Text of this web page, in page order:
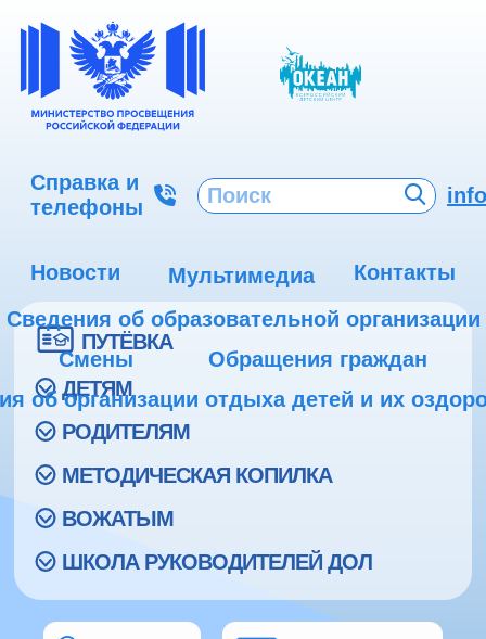
Справка и
телефоны
Новости Мультимедиа
Контакты
Сведения об образовательной организации
Смены
Обращения граждан
об организации отдыха детей и их
ПУТЁВКА
ДЕТЯМ
РОДИТЕЛЯМ
МЕТОДИЧЕСКАЯ КОПИЛКА
ВОЖАТЫМ
ШКОЛА РУКОВОДИТЕЛЕЙ ДОЛ